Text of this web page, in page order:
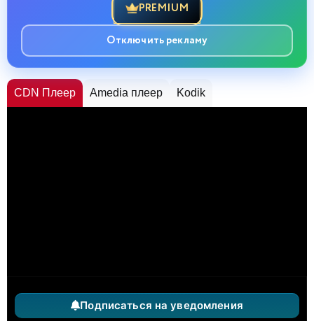
PREMIUM
Отключить рекламу
CDN Плеер Amedia плеер Kodik
Подписаться на уведомления